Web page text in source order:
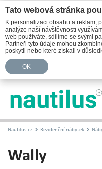
Nautilus.cz Rezidenční nábytek
Wally
Tato webová stránka
K personalizaci obsahu a reklam,
analýze naší návštěvnosti
web používáte, sdílíme se svými
Partneři tyto údaje mohou
poskytli nebo které získali v
OK